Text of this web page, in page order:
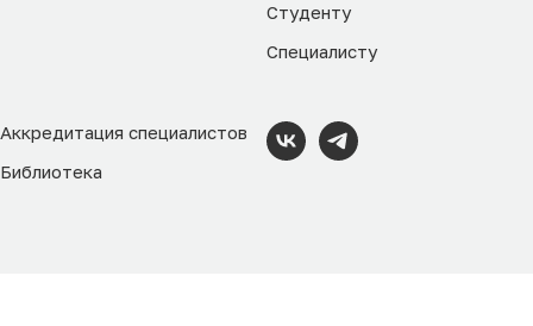
Студенту
Специалисту
Аккредитация специалистов
Библиотека